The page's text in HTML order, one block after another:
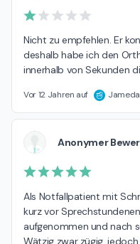
Nicht zu empfehlen. Er
deshalb habe ich den
innerhalb von Sekunden
Vor 12 Jahren auf Jameda
Anonymer
Als Notfallpatient mit
kurz vor
aufgenommen und nach
Wätzig zwar zügig,